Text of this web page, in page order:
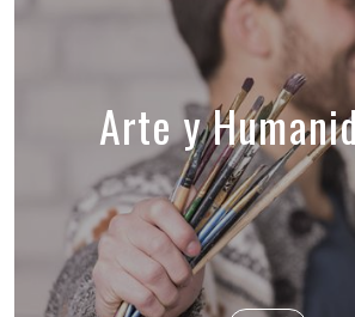
Arte y